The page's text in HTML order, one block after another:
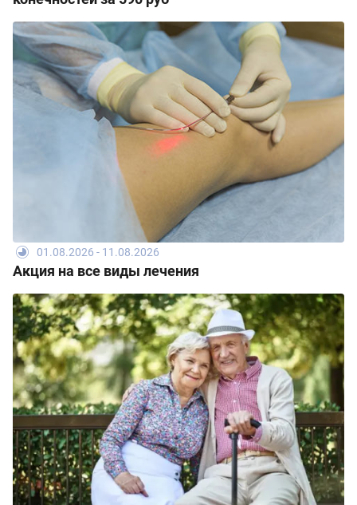
01.08.2026 - 11.08.2026
Акция на все виды лечения